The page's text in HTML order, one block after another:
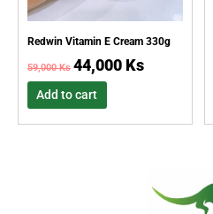
Redwin Vitamin E Cream 330g
59,000Ks 44,000 Ks
Add to cart